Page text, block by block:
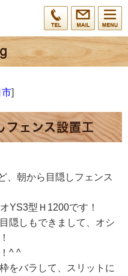
市]
フェンス設置工
、朝から目隠しフェンス
YS3型Ｈ1200です！
隠しもできまして、オシ
^ ^
をバラして、スリットに